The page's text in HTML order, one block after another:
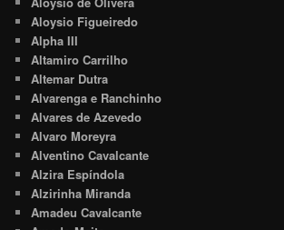
Aloysio Figueiredo
Alpha III
Altamiro Carrilho
Altemar Dutra
Alvarenga e Ranchinho
Alvares de Azevedo
Alvaro Moreyra
Alventino Cavalcante
Alzira Espíndola
Alzirinha Miranda
Amadeu Cavalcante